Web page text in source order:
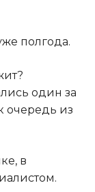
полгода.
один за
очередь из
в